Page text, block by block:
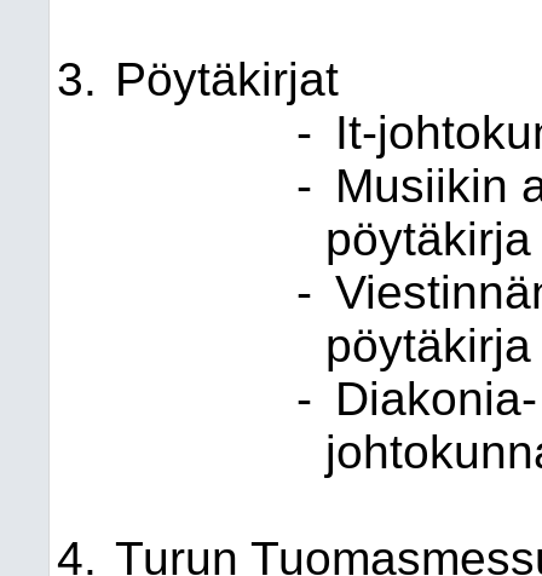
Pöytäkirjat
- It-
- Musiikin
-
-
Turun